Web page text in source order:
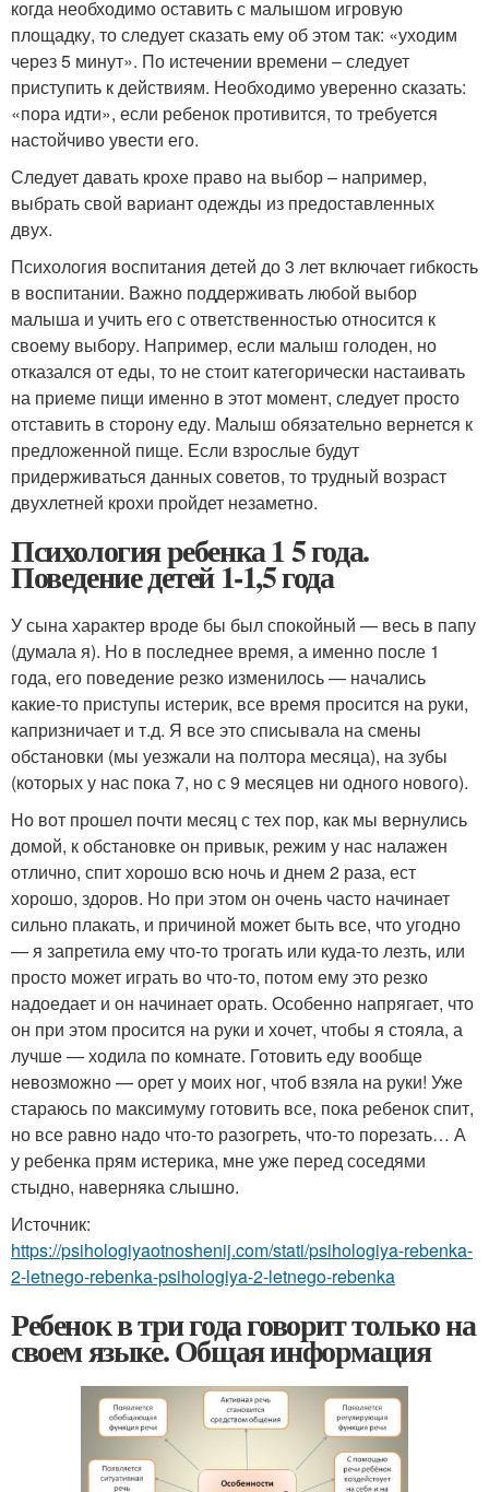
когда необходимо оставить с малышом игровую
площадку, то следует сказать ему об этом так: «уходим
через 5 минут». По истечении времени – следует
приступить к действиям. Необходимо уверенно сказать:
«пора идти», если ребенок противится, то требуется
настойчиво увести его.
Следует давать крохе право на выбор – например,
выбрать свой вариант одежды из предоставленных
двух.
Психология воспитания детей до 3 лет включает гибкость
в воспитании. Важно поддерживать любой выбор
малыша и учить его с ответственностью относится к
своему выбору. Например, если малыш голоден, но
отказался от еды, то не стоит категорически настаивать
на приеме пищи именно в этот момент, следует просто
отставить в сторону еду. Малыш обязательно вернется к
предложенной пище. Если взрослые будут
придерживаться данных советов, то трудный возраст
двухлетней крохи пройдет незаметно.
Психология ребенка 1 5 года.
Поведение детей 1-1,5 года
У сына характер вроде бы был спокойный — весь в папу
(думала я). Но в последнее время, а именно после 1
года, его поведение резко изменилось — начались
какие-то приступы истерик, все время просится на руки,
капризничает и т.д. Я все это списывала на смены
обстановки (мы уезжали на полтора месяца), на зубы
(которых у нас пока 7, но с 9 месяцев ни одного нового).
Но вот прошел почти месяц с тех пор, как мы вернулись
домой, к обстановке он привык, режим у нас налажен
отлично, спит хорошо всю ночь и днем 2 раза, ест
хорошо, здоров. Но при этом он очень часто начинает
сильно плакать, и причиной может быть все, что угодно
— я запретила ему что-то трогать или куда-то лезть, или
просто может играть во что-то, потом ему это резко
надоедает и он начинает орать. Особенно напрягает, что
он при этом просится на руки и хочет, чтобы я стояла, а
лучше — ходила по комнате. Готовить еду вообще
невозможно — орет у моих ног, чтоб взяла на руки! Уже
стараюсь по максимуму готовить все, пока ребенок спит,
но все равно надо что-то разогреть, что-то порезать… А
у ребенка прям истерика, мне уже перед соседями
стыдно, наверняка слышно.
Источник:
https://psihologiyaotnoshenij.com/stati/psihologiya-rebenka-
2-letnego-rebenka-psihologiya-2-letnego-rebenka
Ребенок в три года говорит только на
своем языке. Общая информация